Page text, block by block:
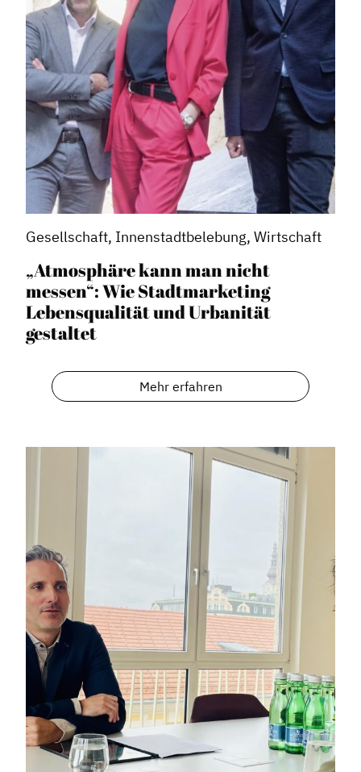
Gesellschaft, Innenstadtbelebung, Wirtschaft
„Atmosphäre kann man nicht
messen“: Wie Stadtmarketing
Lebensqualität und Urbanität
gestaltet
Mehr erfahren